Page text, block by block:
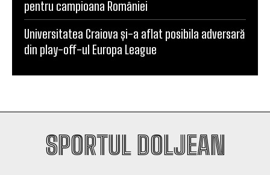
sintetic va fi o provocare pentru noi”
Scenariul – Conference League. Adversar facil
pentru campioana României
Universitatea Craiova și-a aflat posibila adversară